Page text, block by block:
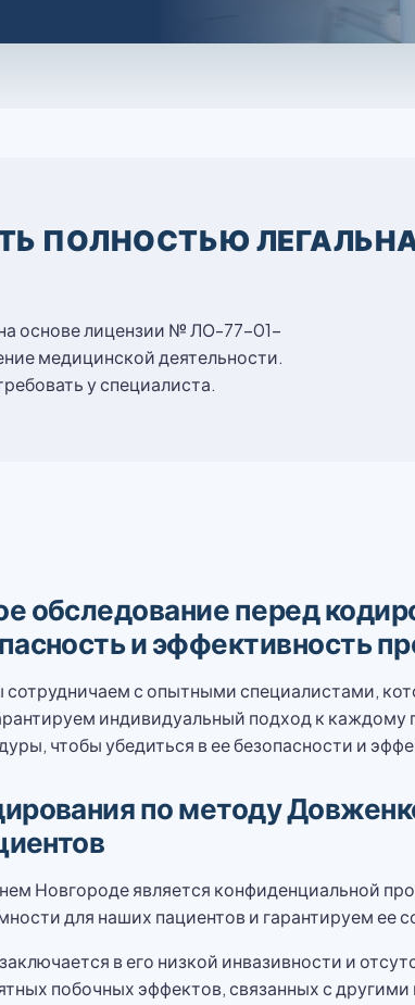
ПОЛНОСТЬЮ
основе лицензии № ЛО-77-01-
медицинской деятельности.
у специалиста.
обследование перед
и эффективность
с опытными специалистами,
индивидуальный подход к каждому
чтобы убедиться в ее безопасности и
по методу
Новгороде является конфиденциальной
для наших пациентов и гарантируем ее
в его низкой инвазивности и
побочных эффектов, связанных с